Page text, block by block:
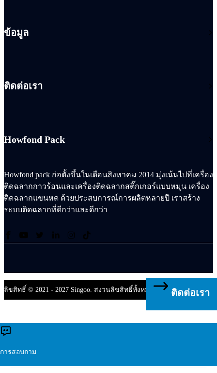
ข้อมูล
ติดต่อเรา
Howfond Pack
Howfond pack ก่อตั้งขึ้นในเดือนสิงหาคม 2014 มุ่งเน้นไปที่เครื่อง
ติดฉลากกาวร้อนและเครื่องติดฉลากสติ๊กเกอร์แบบหมุน เครื่อง
ติดฉลากแขนหด ด้วยประสบการณ์การผลิตหลายปี เราสร้าง
ระบบติดฉลากที่ดีกว่าและดีกว่า
ลิขสิทธิ์ © 2021 - 2027 Singoo. สงวนลิขสิทธิ์ทั้งหมด.
×
การสอบถาม
ติดต่อเรา